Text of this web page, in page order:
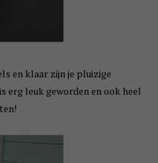
en klaar zijn je pluizige
erg leuk geworden en ook heel